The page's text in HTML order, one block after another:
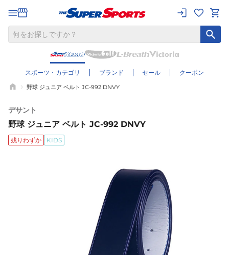
スポーツ・カテゴリ ブランド セール クーポン
野球 ジュニア ベルト JC-992 DNVY
デサント
野球 ジュニア ベルト JC-992 DNVY
残りわずか KIDS